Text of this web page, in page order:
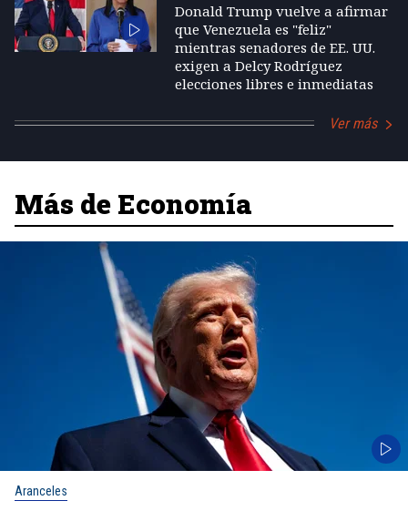
Donald Trump vuelve a afirmar
que Venezuela es "feliz"
mientras senadores de EE. UU.
exigen a Delcy Rodríguez
elecciones libres e inmediatas
Ver más
Más de Economía
Aranceles